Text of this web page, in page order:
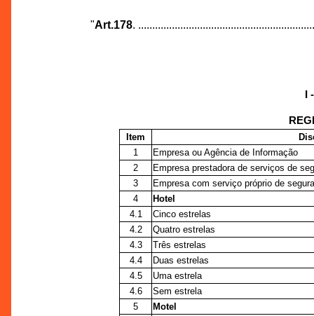
"Art.178.
Item
1
Empresa ou Agência de Informação
2
Empresa prestadora de serviços de
3
Empresa com serviço próprio de
4
Hotel
4.1
Cinco estrelas
4.2
Quatro estrelas
4.3
Três estrelas
4.4
Duas estrelas
4.5
Uma estrela
4.6
Sem estrela
5
Motel